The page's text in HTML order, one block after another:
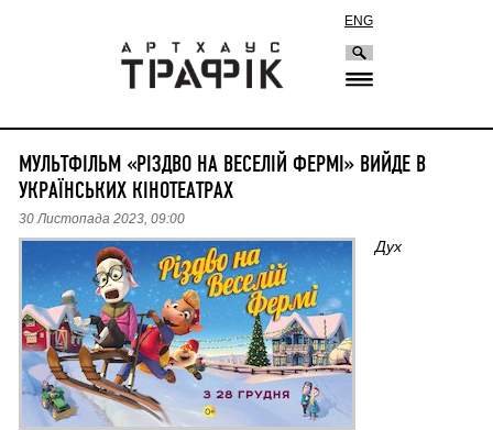
ENG
МУЛЬТФІЛЬМ «РІЗДВО НА ВЕСЕЛІЙ ФЕРМІ» ВИЙДЕ В
УКРАЇНСЬКИХ КІНОТЕАТРАХ
30 Листопада 2023, 09:00
Дух